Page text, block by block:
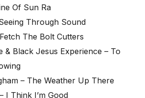
Of Sun Ra
Through Sound
The Bolt Cutters
& Black Jesus Experience – To
– The Weather Up There
I Think I’m Good